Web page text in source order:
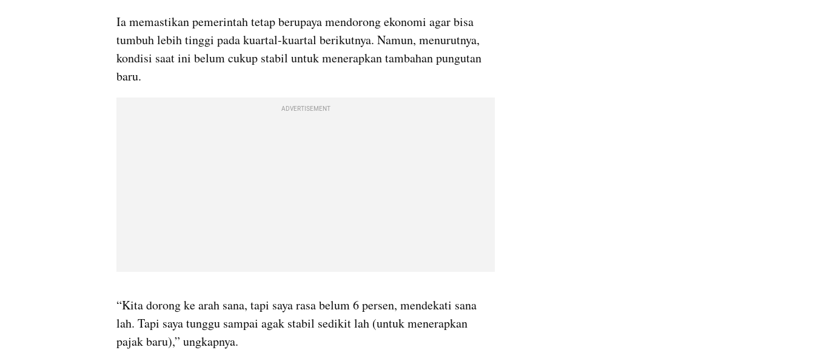
Ia memastikan pemerintah tetap berupaya mendorong ekonomi agar bisa
tumbuh lebih tinggi pada kuartal-kuartal berikutnya. Namun, menurutnya,
kondisi saat ini belum cukup stabil untuk menerapkan tambahan pungutan
baru.
ADVERTISEMENT
“Kita dorong ke arah sana, tapi saya rasa belum 6 persen, mendekati sana
lah. Tapi saya tunggu sampai agak stabil sedikit lah (untuk menerapkan
pajak baru),” ungkapnya.